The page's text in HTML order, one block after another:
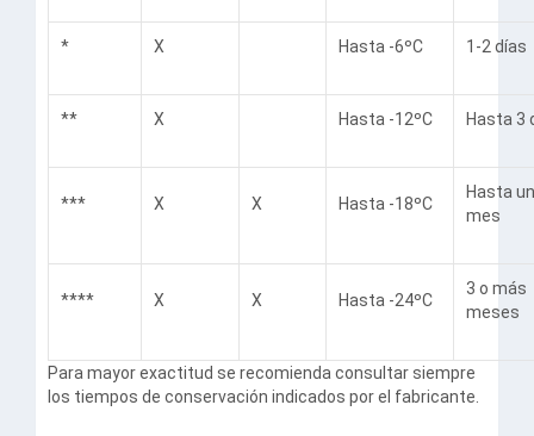
* X Hasta -6ºC 1-2 días
** X Hasta -12ºC Hasta 3
*** X X Hasta -18ºC
Hasta un
mes
**** X X Hasta -24ºC
3 o más
meses
Para mayor exactitud se recomienda consultar siempre
los tiempos de conservación indicados por el fabricante.